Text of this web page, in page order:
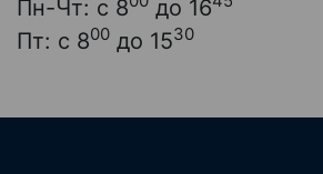
Пн-Чт: с 8 до 16
Пт: с 800 до 1530